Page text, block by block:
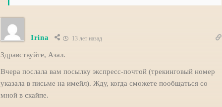
Irina 13 лет назад
Здравствуйте, Азал.
Вчера послала вам посылку экспресс-почтой (трекинговый номер
указала в письме на имейл). Жду, когда сможете пообщаться со
мной в скайпе.